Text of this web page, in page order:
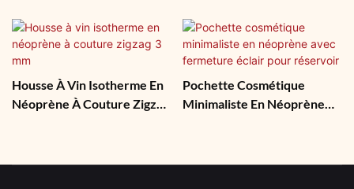
Housse À Vin Isotherme En
Néoprène À Couture Zigzag
Pochette Cosmétique
Minimaliste En Néoprène